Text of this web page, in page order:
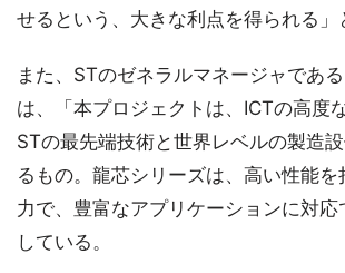
せるという、大きな利点を得られる」
また、STのゼネラルマネージャであ
は、「本プロジェクトは、ICTの高度
STの最先端技術と世界レベルの製造
るもの。龍芯シリーズは、高い性能
力で、豊富なアプリケーションに対応
している。